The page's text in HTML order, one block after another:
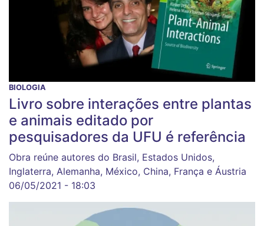
BIOLOGIA
Livro sobre interações entre plantas
e animais editado por
pesquisadores da UFU é referência
Obra reúne autores do Brasil, Estados Unidos,
Inglaterra, Alemanha, México, China, França e Áustria
06/05/2021 - 18:03